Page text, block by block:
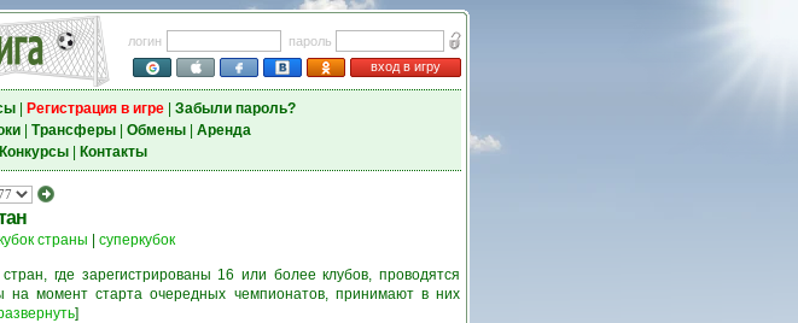
логин
пароль
вход в игру
| Регистрация в игре| Забыли пароль?
| Трансферы| Обмены| Аренда
Конкурсы| Контакты
страны суперкубок
где зарегистрированы 16 или более клубов, проводятся
момент старта очередных чемпионатов, принимают в них
]